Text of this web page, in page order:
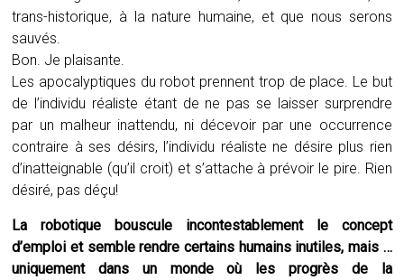
trans-historique, à la nature humaine, et que nous serons
sauvés.
Bon. Je plaisante.
Les apocalyptiques du robot prennent trop de place. Le but
de l’individu réaliste étant de ne pas se laisser surprendre
par un malheur inattendu, ni décevoir par une occurrence
contraire à ses désirs, l’individu réaliste ne désire plus rien
d’inatteignable (qu’il croit) et s’attache à prévoir le pire. Rien
désiré, pas déçu!
La robotique bouscule incontestablement le concept
d’emploi et semble rendre certains humains inutiles, mais …
uniquement dans un monde où les progrès de la